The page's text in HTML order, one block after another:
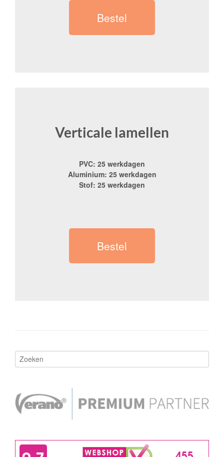
Bestel
Verticale lamellen
PVC: 25 werkdagen
Aluminium: 25 werkdagen
Stof: 25 werkdagen
Bestel